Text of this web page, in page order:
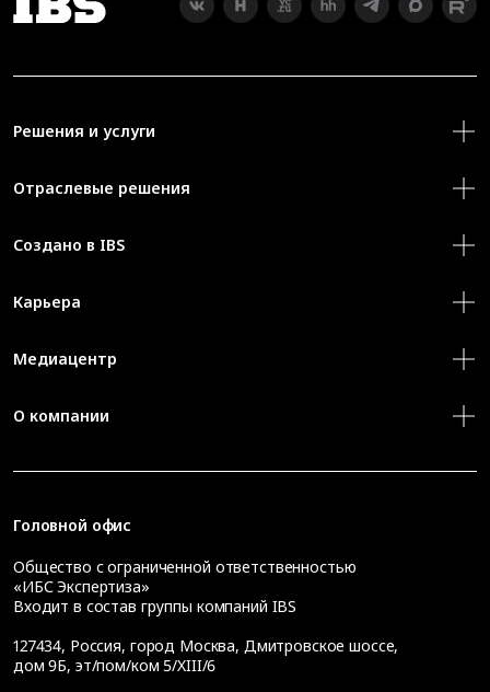
Решения и услуги
Отраслевые решения
Создано в IBS
Карьера
Медиацентр
О компании
Головной офис
Общество с ограниченной ответственностью
«ИБС Экспертиза»
Входит в состав группы компаний IBS
127434, Россия, город Москва, Дмитровское шоссе,
дом 9Б, эт/пом/ком 5/XIII/6